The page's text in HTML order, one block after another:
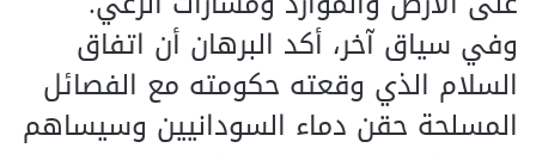
وفي سياق آخر، أكد البرهان أن اتفاق
السلام الذي وقعته حكومته مع الفصائل
المسلحة حقن دماء السودانيين وسيساهم